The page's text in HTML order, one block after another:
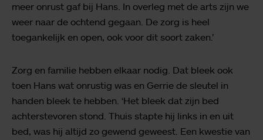
meer onrust gaf bij Hans. In overleg met de arts zijn we
weer naar de ochtend gegaan. De zorg is heel
toegankelijk en open, ook voor dit soort zaken.’
Zorg en familie hebben elkaar nodig. Dat bleek ook
toen Hans wat onrustig was en Gerrie de sleutel in
handen bleek te hebben. ‘Het bleek dat zijn bed
achterstevoren stond. Thuis stapte hij links in en uit
bed, was hij altijd zo gewend geweest. Een kwestie van